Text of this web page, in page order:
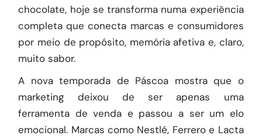
chocolate, hoje se transforma numa experiência
completa que conecta marcas e consumidores
por meio de propósito, memória afetiva e, claro,
muito sabor.
A nova temporada de Páscoa mostra que o
marketing deixou de ser apenas uma
ferramenta de venda e passou a ser um elo
emocional. Marcas como Nestlé, Ferrero e Lacta